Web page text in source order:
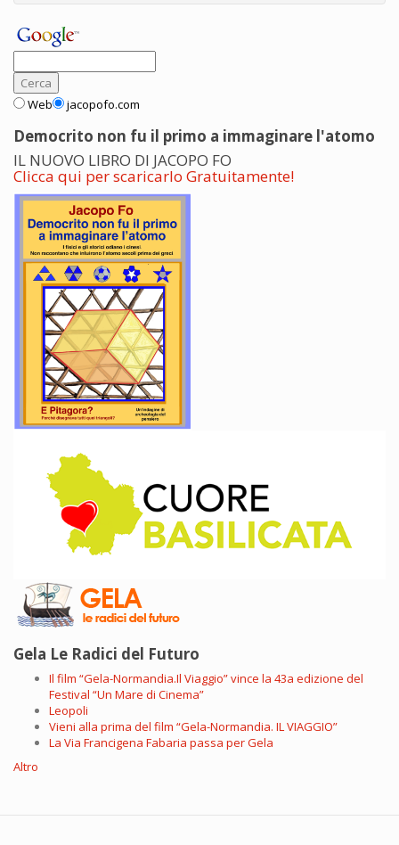
Web jacopofo.com
Democrito non fu il primo a immaginare l'atomo
IL NUOVO LIBRO DI JACOPO FO
Clicca qui per scaricarlo Gratuitamente!
Gela Le Radici del Futuro
Il film “Gela-Normandia.Il Viaggio” vince la 43a edizione del
Festival “Un Mare di Cinema”
Leopoli
Vieni alla prima del film “Gela-Normandia. IL VIAGGIO”
La Via Francigena Fabaria passa per Gela
Altro